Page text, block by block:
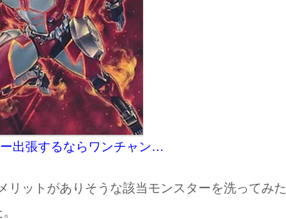
出張するならワンチャン…
リットがありそうな該当モンスターを洗ってみた